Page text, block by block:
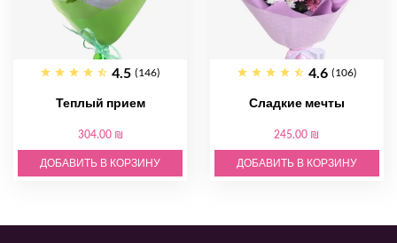
4.5 (146)
Теплый прием
304.00 ₪
ДОБАВИТЬ В КОРЗИНУ
4.6 (106)
Сладкие мечты
245.00 ₪
ДОБАВИТЬ В КОРЗИНУ